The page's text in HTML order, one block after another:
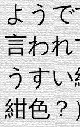
よう
言わ
うす
紺色